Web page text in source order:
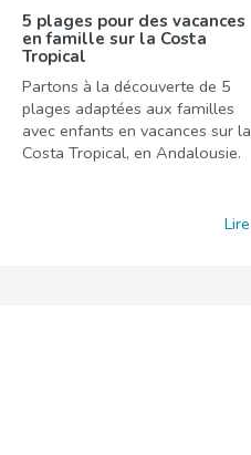
5 plages pour des vacances
en famille sur la Costa
Tropical
Partons à la découverte de 5
plages adaptées aux familles
avec enfants en vacances sur la
Costa Tropical, en Andalousie.
Lire